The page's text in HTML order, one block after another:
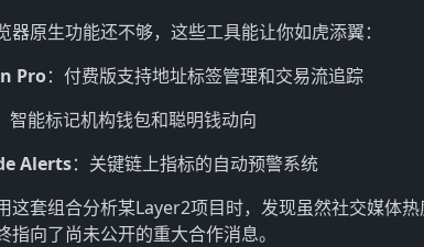
器原生功能还不够，这些工具能让你如虎添翼：
Pro：付费版支持地址标签管理和交易流追踪
智能标记机构钱包和聪明钱动向
Alerts：关键链上指标的自动预警系统
这套组合分析某Layer2项目时，发现虽然社交媒体
指向了尚未公开的重大合作消息。